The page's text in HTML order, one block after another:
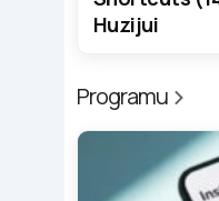
Huzijui
Programu